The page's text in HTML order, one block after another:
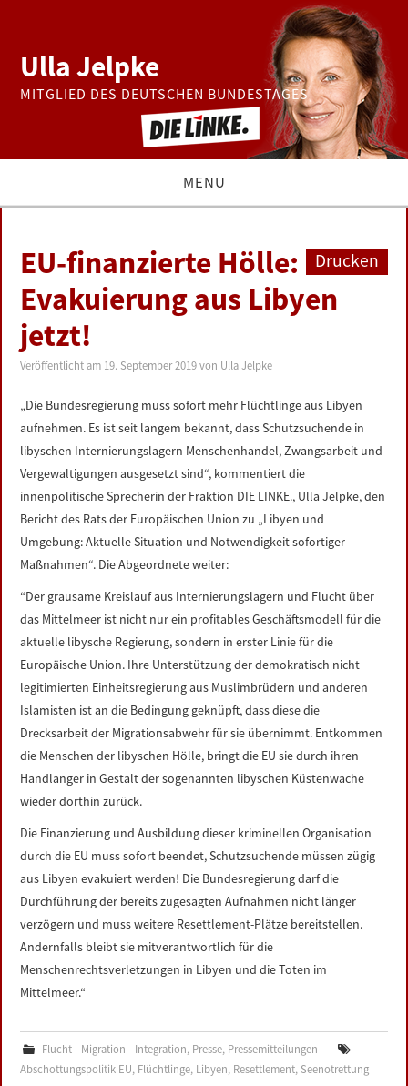
Ulla Jelpke
MITGLIED DES DEUTSCHEN BUNDESTAGES
MENU
BUNDESTAG
PRESSE
ZUR PERSON
LINKS
DATENSCHUTZERKLÄRUNG
IMPRESSUM
Drucken
EU-finanzierte Hölle:
Evakuierung aus Libyen
jetzt!
Veröffentlicht am 19. September 2019 von Ulla Jelpke
„Die Bundesregierung muss sofort mehr Flüchtlinge aus Libyen
aufnehmen. Es ist seit langem bekannt, dass Schutzsuchende in
libyschen Internierungslagern Menschenhandel, Zwangsarbeit und
Vergewaltigungen ausgesetzt sind“, kommentiert die
innenpolitische Sprecherin der Fraktion DIE LINKE., Ulla Jelpke, den
Bericht des Rats der Europäischen Union zu „Libyen und
Umgebung: Aktuelle Situation und Notwendigkeit sofortiger
Maßnahmen“. Die Abgeordnete weiter:
“Der grausame Kreislauf aus Internierungslagern und Flucht über
das Mittelmeer ist nicht nur ein profitables Geschäftsmodell für die
aktuelle libysche Regierung, sondern in erster Linie für die
Europäische Union. Ihre Unterstützung der demokratisch nicht
legitimierten Einheitsregierung aus Muslimbrüdern und anderen
Islamisten ist an die Bedingung geknüpft, dass diese die
Drecksarbeit der Migrationsabwehr für sie übernimmt. Entkommen
die Menschen der libyschen Hölle, bringt die EU sie durch ihren
Handlanger in Gestalt der sogenannten libyschen Küstenwache
wieder dorthin zurück.
Die Finanzierung und Ausbildung dieser kriminellen Organisation
durch die EU muss sofort beendet, Schutzsuchende müssen zügig
aus Libyen evakuiert werden! Die Bundesregierung darf die
Durchführung der bereits zugesagten Aufnahmen nicht länger
verzögern und muss weitere Resettlement-Plätze bereitstellen.
Andernfalls bleibt sie mitverantwortlich für die
Menschenrechtsverletzungen in Libyen und die Toten im
Mittelmeer.“
Flucht - Migration - Integration, Presse, Pressemitteilungen
Abschottungspolitik EU, Flüchtlinge, Libyen, Resettlement, Seenotrettung